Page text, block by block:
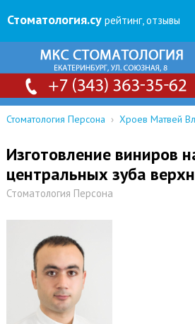
Стоматология.су рейтинг, отзывы
Стоматология Персона › Хроев Матвей
Изготовление виниров
центральных зуба
Стоматология Персона